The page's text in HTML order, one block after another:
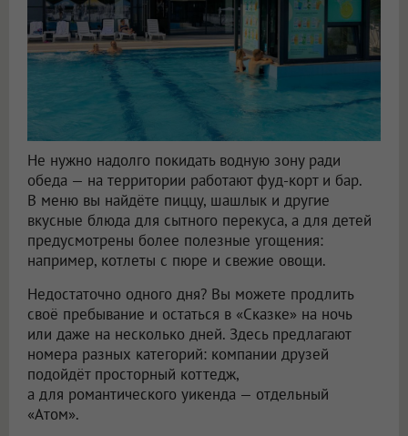
Не нужно надолго покидать водную зону ради
обеда — на территории работают фуд-корт и бар.
В меню вы найдёте пиццу, шашлык и другие
вкусные блюда для сытного перекуса, а для детей
предусмотрены более полезные угощения:
например, котлеты с пюре и свежие овощи.
Недостаточно одного дня? Вы можете продлить
своё пребывание и остаться в «Сказке» на ночь
или даже на несколько дней. Здесь предлагают
номера разных категорий: компании друзей
подойдёт просторный коттедж,
а для романтического уикенда — отдельный
«Атом».